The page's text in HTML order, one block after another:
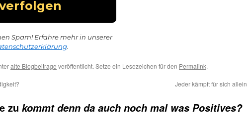
Spam! Erfahre mehr in unserer
.
alte Blogbeitrage veröffentlicht. Setze ein Lesezeichen für den Permalink.
Jeder kämpft für sich allein
zu kommt denn da auch noch mal was Positives?